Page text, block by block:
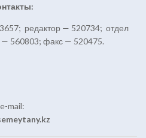
редактор — 520734; отдел
— 560803; факс — 520475.
e-mail: